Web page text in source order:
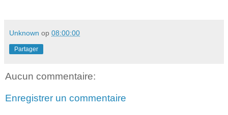
Unknown op 08:00:00
Partager
Aucun commentaire:
Enregistrer un commentaire